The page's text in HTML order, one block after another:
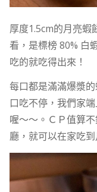
厚度1.5cm的月亮蝦
看，是標榜 80% 白
吃的就吃得出來！
每口都是滿滿爆漿
口吃不停，我們家
喔～～。ＣＰ值算
廳，就可以在家吃